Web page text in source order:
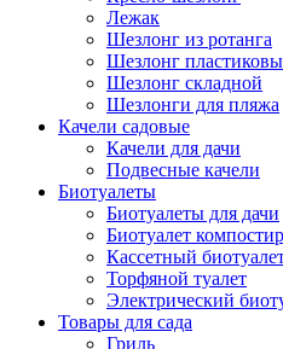
Лежак
Шезлонг из ротанга
Шезлонг
Шезлонг складной
Шезлонги для пляжа
Качели садовые
Качели для дачи
Подвесные качели
Биотуалеты
Биотуалеты для дачи
Биотуалет
Кассетный
Торфяной туалет
Электрический
Товары для сада
Гриль